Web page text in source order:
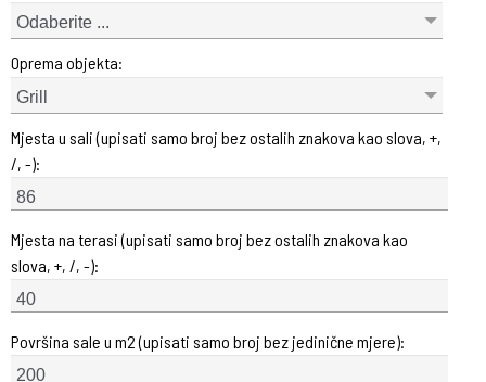
Odaberite ...
Oprema objekta:
Grill
Mjesta u sali (upisati samo broj bez ostalih znakova kao slova, +,
/, -):
Mjesta na terasi (upisati samo broj bez ostalih znakova kao
slova, +, /, -):
Površina sale u m2 (upisati samo broj bez jedinične mjere):